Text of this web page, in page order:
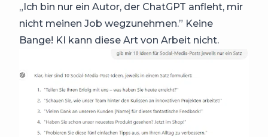
„Ich bin nur ein Autor, der ChatGPT anfleht, mir
nicht meinen Job wegzunehmen.” Keine
Bange! KI kann diese Art von Arbeit nicht.